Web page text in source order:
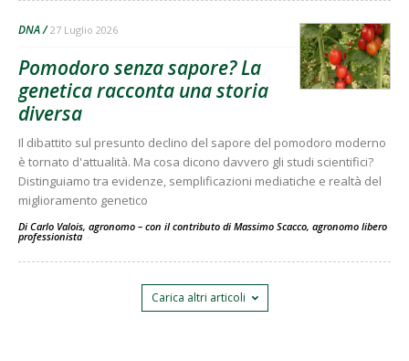
DNA 27 Luglio 2026
Pomodoro senza sapore? La
genetica racconta una storia
diversa
Il dibattito sul presunto declino del sapore del pomodoro moderno
è tornato d'attualità. Ma cosa dicono davvero gli studi scientifici?
Distinguiamo tra evidenze, semplificazioni mediatiche e realtà del
miglioramento genetico
Di Carlo Valois, agronomo – con il contributo di Massimo Scacco, agronomo libero
professionista -
Carica altri articoli